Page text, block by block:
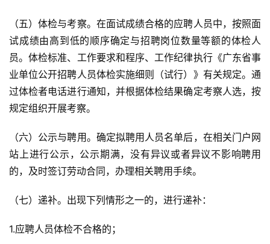
（五）体检与考察。在面试成绩合格的应聘人员中，按照面
试成绩由高到低的顺序确定与招聘岗位数量等额的体检人
员。体检标准、工作要求和程序、工作纪律执行《广东省事
业单位公开招聘人员体检实施细则（试行）》有关规定。通
过体检者电话进行通知，并根据体检结果确定考察人选，按
规定组织开展考察。
（六）公示与聘用。确定拟聘用人员名单后，在相关门户网
站上进行公示，公示期满，没有异议或者异议不影响聘用
的，及时签订劳动合同，办理相关聘用手续。
（七）递补。出现下列情形之一的，进行递补：
1.应聘人员体检不合格的；